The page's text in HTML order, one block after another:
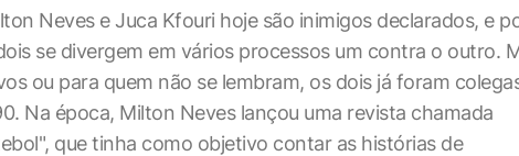
Neves e Juca Kfouri hoje são inimigos declarados, e
se divergem em vários processos um contra o outro.
ou para quem não se lembram, os dois já foram
Na época, Milton Neves lançou uma revista chamada
que tinha como objetivo contar as histórias de